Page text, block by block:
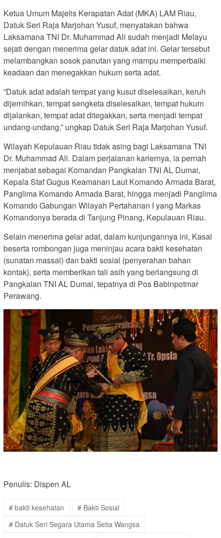
Ketua Umum Majelis Kerapatan Adat (MKA) LAM Riau,
Datuk Seri Raja Marjohan Yusuf, menyatakan bahwa
Laksamana TNI Dr. Muhammad Ali sudah menjadi Melayu
sejati dengan menerima gelar datuk adat ini. Gelar tersebut
melambangkan sosok panutan yang mampu memperbaiki
keadaan dan menegakkan hukum serta adat.
”Datuk adat adalah tempat yang kusut diselesaikan, keruh
dijernihkan, tempat sengketa diselesaikan, tempat hukum
dijalankan, tempat adat ditegakkan, serta menjadi tempat
undang-undang,” ungkap Datuk Seri Raja Marjohan Yusuf.
Wilayah Kepulauan Riau tidak asing bagi Laksamana TNI
Dr. Muhammad Ali. Dalam perjalanan kariernya, ia pernah
menjabat sebagai Komandan Pangkalan TNI AL Dumai,
Kepala Staf Gugus Keamanan Laut Komando Armada Barat,
Panglima Komando Armada Barat, hingga menjadi Panglima
Komando Gabungan Wilayah Pertahanan I yang Markas
Komandonya berada di Tanjung Pinang, Kepulauan Riau.
Selain menerima gelar adat, dalam kunjungannya ini, Kasal
beserta rombongan juga meninjau acara bakti kesehatan
(sunatan massal) dan bakti sosial (penyerahan bahan
kontak), serta memberikan tali asih yang berlangsung di
Pangkalan TNI AL Dumai, tepatnya di Pos Babinpotmar
Perawang.
Penulis: Dispen AL
# bakti kesehatan
# Bakti Sosial
# Datuk Seri Segara Utama Setia Wangsa